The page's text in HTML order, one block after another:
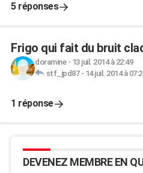
5 réponses
Frigo qui fait du bruit
doramine- 13 juil. 2014 à 22:49
stf_jpd87- 14 juil. 2014 à
1 réponse
DEVENEZ MEMBRE EN